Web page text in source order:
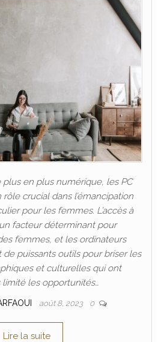
en plus numérique, les PC
crucial dans l’émancipation
pour les femmes. L’accès à
facteur déterminant pour
femmes, et les ordinateurs
puissants outils pour briser les
et culturelles qui ont
les opportunités…
août 8, 2023 0
Lire la suite